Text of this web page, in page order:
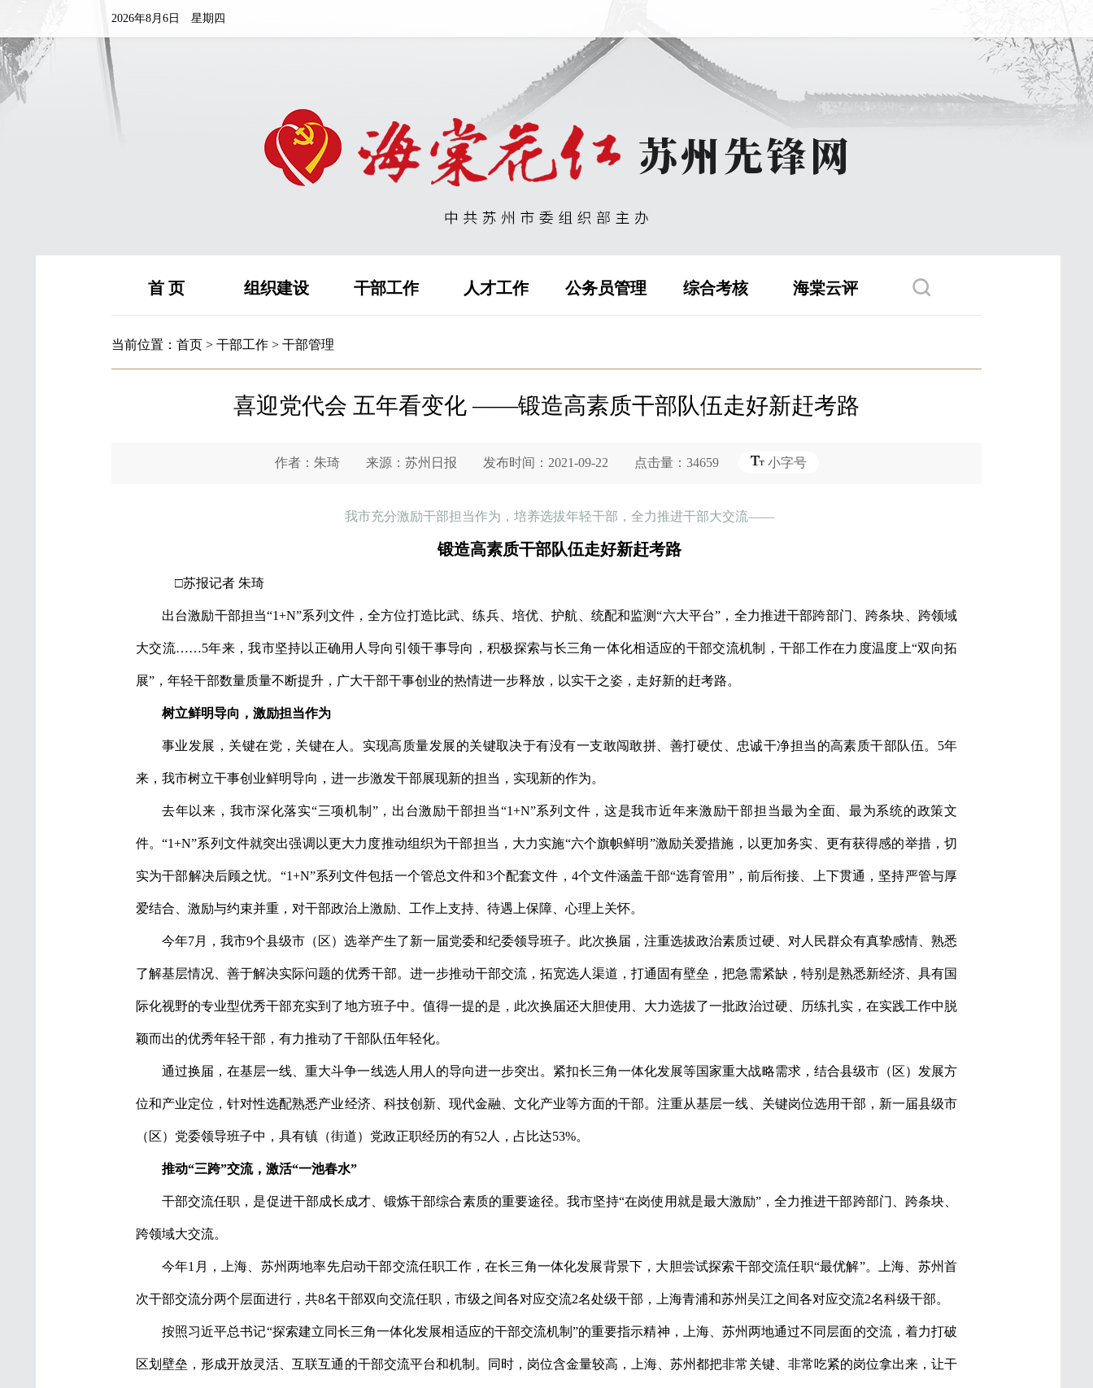
2026年8月6日 星期四
首 页 组织建设 干部工作 人才工作 公务员管理 综合考核 海棠云评
当前位置： 首页 > 干部工作 > 干部管理
喜迎党代会 五年看变化 ——锻造高素质干部队伍走好新赶考路
作者：朱琦 来源：苏州日报 发布时间：2021-09-22 点击量：34659 小字号
我市充分激励干部担当作为，培养选拔年轻干部，全力推进干部大交流——
锻造高素质干部队伍走好新赶考路
□苏报记者 朱琦
出台激励干部担当“1+N”系列文件，全方位打造比武、练兵、培优、护航、统配和监测“六大平台”，全力推进干部跨部门、跨条块、跨领域
大交流……5年来，我市坚持以正确用人导向引领干事导向，积极探索与长三角一体化相适应的干部交流机制，干部工作在力度温度上“双向拓
展”，年轻干部数量质量不断提升，广大干部干事创业的热情进一步释放，以实干之姿，走好新的赶考路。
树立鲜明导向，激励担当作为
事业发展，关键在党，关键在人。实现高质量发展的关键取决于有没有一支敢闯敢拼、善打硬仗、忠诚干净担当的高素质干部队伍。5年
来，我市树立干事创业鲜明导向，进一步激发干部展现新的担当，实现新的作为。
去年以来，我市深化落实“三项机制”，出台激励干部担当“1+N”系列文件，这是我市近年来激励干部担当最为全面、最为系统的政策文
件。“1+N”系列文件就突出强调以更大力度推动组织为干部担当，大力实施“六个旗帜鲜明”激励关爱措施，以更加务实、更有获得感的举措，切
实为干部解决后顾之忧。“1+N”系列文件包括一个管总文件和3个配套文件，4个文件涵盖干部“选育管用”，前后衔接、上下贯通，坚持严管与厚
爱结合、激励与约束并重，对干部政治上激励、工作上支持、待遇上保障、心理上关怀。
今年7月，我市9个县级市（区）选举产生了新一届党委和纪委领导班子。此次换届，注重选拔政治素质过硬、对人民群众有真挚感情、熟悉
了解基层情况、善于解决实际问题的优秀干部。进一步推动干部交流，拓宽选人渠道，打通固有壁垒，把急需紧缺，特别是熟悉新经济、具有国
际化视野的专业型优秀干部充实到了地方班子中。值得一提的是，此次换届还大胆使用、大力选拔了一批政治过硬、历练扎实，在实践工作中脱
颖而出的优秀年轻干部，有力推动了干部队伍年轻化。
通过换届，在基层一线、重大斗争一线选人用人的导向进一步突出。紧扣长三角一体化发展等国家重大战略需求，结合县级市（区）发展方
位和产业定位，针对性选配熟悉产业经济、科技创新、现代金融、文化产业等方面的干部。注重从基层一线、关键岗位选用干部，新一届县级市
（区）党委领导班子中，具有镇（街道）党政正职经历的有52人，占比达53%。
推动“三跨”交流，激活“一池春水”
干部交流任职，是促进干部成长成才、锻炼干部综合素质的重要途径。我市坚持“在岗使用就是最大激励”，全力推进干部跨部门、跨条块、
跨领域大交流。
今年1月，上海、苏州两地率先启动干部交流任职工作，在长三角一体化发展背景下，大胆尝试探索干部交流任职“最优解”。上海、苏州首
次干部交流分两个层面进行，共8名干部双向交流任职，市级之间各对应交流2名处级干部，上海青浦和苏州吴江之间各对应交流2名科级干部。
按照习近平总书记“探索建立同长三角一体化发展相适应的干部交流机制”的重要指示精神，上海、苏州两地通过不同层面的交流，着力打破
区划壁垒，形成开放灵活、互联互通的干部交流平台和机制。同时，岗位含金量较高，上海、苏州都把非常关键、非常吃紧的岗位拿出来，让干